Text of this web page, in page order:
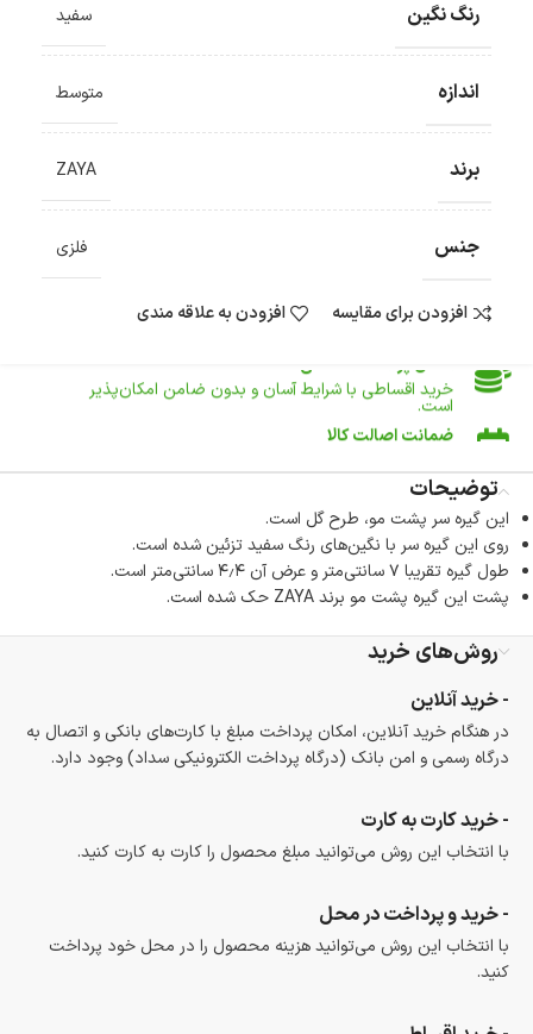
رنگ نگین سفید
اندازه متوسط
برند ZAYA
جنس فلزی
افزودن برای مقایسه افزودن به علاقه مندی
ضمانت اصالت کالا
گارانتی معتبر برای تمامی محصولات ارائه می‌شود.
ارسال سریع و رایگان
سفارش‌های بیش از500 هزار تومان ، رایگان به سراسر کشور
ضمانت بازگشت کالا
امکان پرداخت در محل
در هنگام خرید محصول، امکان انتخاب پرداخت در محل
امکان پرداخت اقساطی
ضمانت اصالت کالا
گارانتی معتبر برای تمامی محصولات ارائه می‌شود.
توضیحات
این گیره سر پشت مو، طرح گل است.
روی این گیره سر با نگین‌های رنگ سفید تزئین شده است.
طول گیره تقریبا ۷ سانتی‌متر و عرض آن ۴٫۴ سانتی‌متر است.
پشت این گیره پشت مو برند ZAYA حک شده است.
روش‌های خرید
- خرید آنلاین
در هنگام خرید آنلاین، امکان پرداخت مبلغ با کارت‌های بانکی و اتصال به
درگاه رسمی و امن بانک (درگاه پرداخت الکترونیکی سداد) وجود دارد.
- خرید کارت به کارت
با انتخاب این روش می‌توانید مبلغ محصول را کارت به کارت کنید.
- خرید و پرداخت در محل
با انتخاب این روش می‌توانید هزینه محصول را در محل خود پرداخت
کنید.